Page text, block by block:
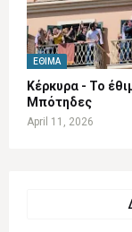
ΈΘΙΜΑ
Κέρκυρα - Το
Μπότηδες
April 11, 2026